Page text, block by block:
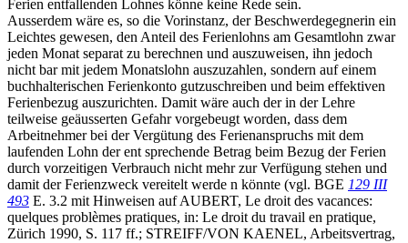
Ferien entfallenden Lohnes könne keine Rede sein.
Ausserdem wäre es, so die Vorinstanz, der Beschwerdegegnerin ein
Leichtes gewesen, den Anteil des Ferienlohns am Gesamtlohn zwar
jeden Monat separat zu berechnen und auszuweisen, ihn jedoch
nicht bar mit jedem Monatslohn auszuzahlen, sondern auf einem
buchhalterischen Ferienkonto gutzuschreiben und beim effektiven
Ferienbezug auszurichten. Damit wäre auch der in der Lehre
teilweise geäusserten Gefahr vorgebeugt worden, dass dem
Arbeitnehmer bei der Vergütung des Ferienanspruchs mit dem
laufenden Lohn der ent sprechende Betrag beim Bezug der Ferien
durch vorzeitigen Verbrauch nicht mehr zur Verfügung stehen und
damit der Ferienzweck vereitelt werde n könnte (vgl. BGE 129 III
493 E. 3.2 mit Hinweisen auf AUBERT, Le droit des vacances:
quelques problèmes pratiques, in: Le droit du travail en pratique,
Zürich 1990, S. 117 ff.; STREIFF/VON KAENEL, Arbeitsvertrag,